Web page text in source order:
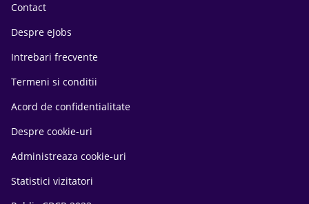
Contact
Despre eJobs
Intrebari frecvente
Termeni si conditii
Acord de confidentialitate
Despre cookie-uri
Administreaza cookie-uri
Statistici vizitatori